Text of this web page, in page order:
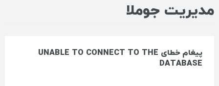
مدیریت جوملا
پیغام خطای UNABLE TO CONNECT TO THE
DATABASE